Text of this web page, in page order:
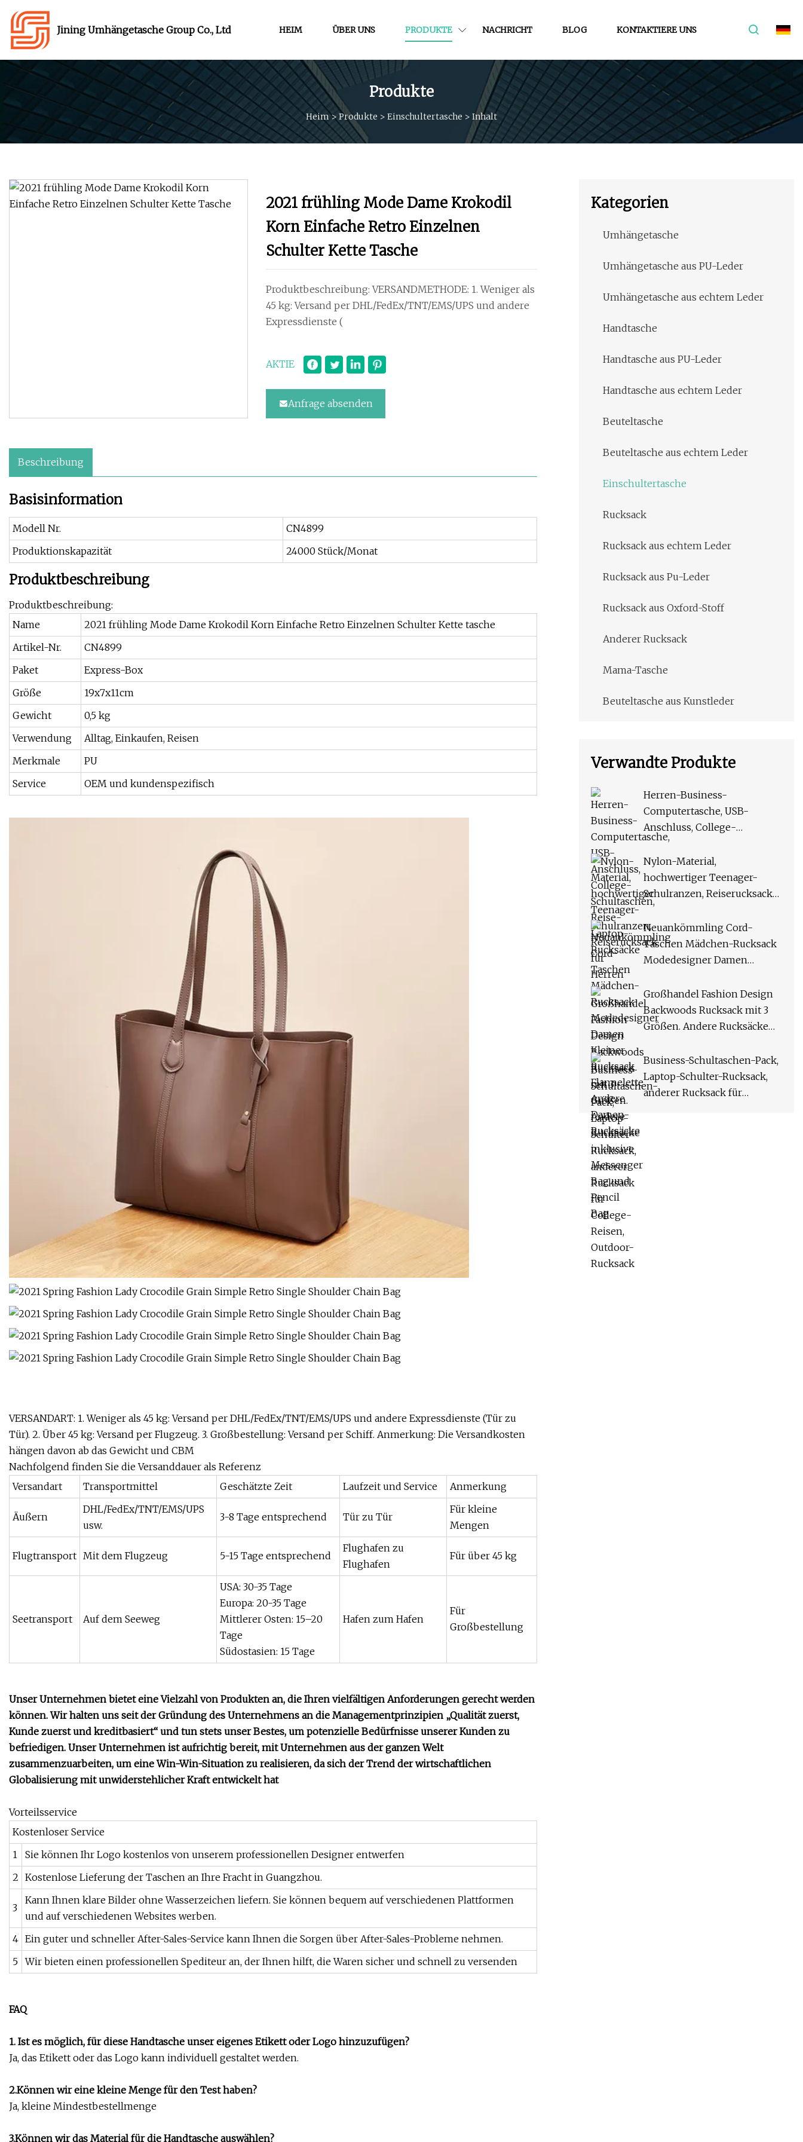
Jining Umhängetasche Group Co., Ltd HEIM ÜBER UNS PRODUKTE NACHRICHT BLOG KONTAKTIERE UNS
Produkte
Heim> Produkte > Einschultertasche > Inhalt
2021 frühling Mode Dame Krokodil
Korn Einfache Retro Einzelnen
Schulter Kette Tasche
Produktbeschreibung: VERSANDMETHODE: 1. Weniger als
45 kg: Versand per DHL/FedEx/TNT/EMS/UPS und andere
Expressdienste (
AKTIE
Anfrage absenden
Beschreibung
Basisinformation
Modell Nr.
CN4899
Produktionskapazität
24000 Stück/Monat
Produktbeschreibung
Produktbeschreibung:
Name
2021 frühling Mode Dame Krokodil Korn Einfache Retro Einzelnen Schulter Kette tasche
Artikel-Nr.
CN4899
Paket
Express-Box
Größe
19x7x11cm
Gewicht
0,5 kg
Verwendung
Alltag, Einkaufen, Reisen
Merkmale
PU
Service
OEM und kundenspezifisch
VERSANDART: 1. Weniger als 45 kg: Versand per DHL/FedEx/TNT/EMS/UPS und andere Expressdienste (Tür zu
Tür). 2. Über 45 kg: Versand per Flugzeug. 3. Großbestellung: Versand per Schiff. Anmerkung: Die Versandkosten
hängen davon ab das Gewicht und CBM
Nachfolgend finden Sie die Versanddauer als Referenz
Versandart
Transportmittel Geschätzte Zeit Laufzeit und Service Anmerkung
Äußern
DHL/FedEx/TNT/EMS/UPS
usw.
3-8 Tage entsprechend Tür zu Tür
Für kleine
Mengen
Flugtransport Mit dem Flugzeug 5-15 Tage entsprechend
Flughafen zu
Flughafen
Für über 45 kg
Seetransport Auf dem Seeweg
USA: 30-35 Tage
Europa: 20-35 Tage
Mittlerer Osten: 15–20
Tage
Südostasien: 15 Tage
Hafen zum Hafen
Für
Großbestellung
Unser Unternehmen bietet eine Vielzahl von Produkten an, die Ihren vielfältigen Anforderungen gerecht werden
können. Wir halten uns seit der Gründung des Unternehmens an die Managementprinzipien „Qualität zuerst,
Kunde zuerst und kreditbasiert“ und tun stets unser Bestes, um potenzielle Bedürfnisse unserer Kunden zu
befriedigen. Unser Unternehmen ist aufrichtig bereit, mit Unternehmen aus der ganzen Welt
zusammenzuarbeiten, um eine Win-Win-Situation zu realisieren, da sich der Trend der wirtschaftlichen
Globalisierung mit unwiderstehlicher Kraft entwickelt hat
Vorteilsservice
Kostenloser Service
1
Sie können Ihr Logo kostenlos von unserem professionellen Designer entwerfen
2 Kostenlose Lieferung der Taschen an Ihre Fracht in Guangzhou.
3
Kann Ihnen klare Bilder ohne Wasserzeichen liefern. Sie können bequem auf verschiedenen Plattformen
und auf verschiedenen Websites werben.
4 Ein guter und schneller After-Sales-Service kann Ihnen die Sorgen über After-Sales-Probleme nehmen.
5 Wir bieten einen professionellen Spediteur an, der Ihnen hilft, die Waren sicher und schnell zu versenden
FAQ
1. Ist es möglich, für diese Handtasche unser eigenes Etikett oder Logo hinzuzufügen?
Ja, das Etikett oder das Logo kann individuell gestaltet werden.
2.Können wir eine kleine Menge für den Test haben?
Ja, kleine Mindestbestellmenge
3.Können wir das Material für die Handtasche auswählen?
Kategorien
Umhängetasche
Umhängetasche aus PU-Leder
Umhängetasche aus echtem Leder
Handtasche
Handtasche aus PU-Leder
Handtasche aus echtem Leder
Beuteltasche
Beuteltasche aus echtem Leder
Einschultertasche
Rucksack
Rucksack aus echtem Leder
Rucksack aus Pu-Leder
Rucksack aus Oxford-Stoff
Anderer Rucksack
Mama-Tasche
Beuteltasche aus Kunstleder
Verwandte Produkte
Herren-Business-
Computertasche, USB-
Anschluss, College-
Schultaschen, Reise-Laptop-
Rucksäcke
Nylon-Material,
hochwertiger Teenager-
Schulranzen, Reiserucksack
für Herren
Neuankömmling Cord-
Taschen Mädchen-Rucksack
Modedesigner Damen
Andere Damen-Rucksäcke
Großhandel Fashion Design
Backwoods Rucksack mit 3
Größen. Andere Rucksäcke
Pencil Bag
Business-Schultaschen-Pack,
Laptop-Schulter-Rucksack,
anderer Rucksack für